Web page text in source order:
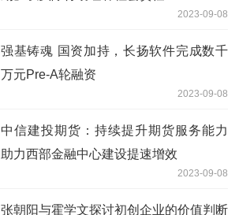
2023-09-08
强基铸魂 国资加持，长扬软件完成数千
万元Pre-A轮融资
2023-09-08
中信建投期货：持续提升期货服务能力
助力西部金融中心建设提速增效
2023-09-08
张朝阳与霍学文探讨初创企业的价值判断